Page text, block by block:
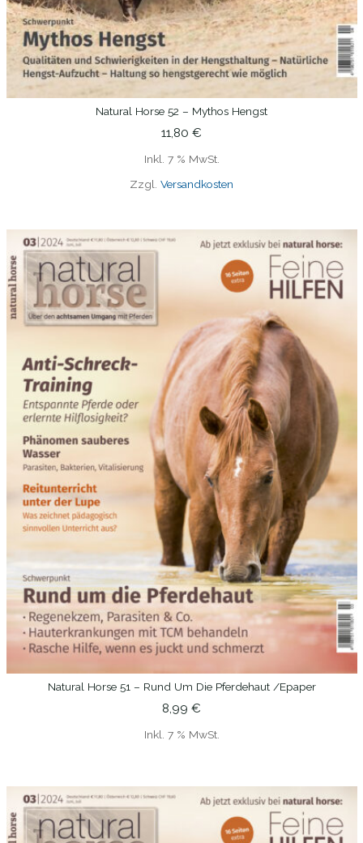
IN DEN WARENKORB
Natural Horse 52 – Mythos Hengst
11,80 €
Inkl. 7 % MwSt.
Zzgl. Versandkosten
IN DEN WARENKORB
Natural Horse 51 – Rund Um Die Pferdehaut /epaper
8,99 €
Inkl. 7 % MwSt.